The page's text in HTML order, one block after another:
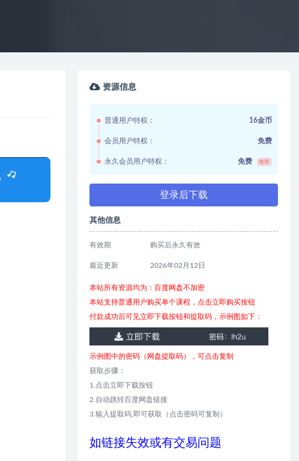
资源信息
普通用户特权： 16金币
会员用户特权： 免费
永久会员用户特权： 免费 推荐
登录后下载
其他信息
有效期 购买后永久有效
最近更新 2026年02月12日
本站所有资源均为：百度网盘不加密
本站支持普通用户购买单个课程，点击立即购买按钮
付款成功后可见立即下载按钮和提取码，示例图如下：
示例图中的密码（网盘提取码），可点击复制
获取步骤：
1.点击立即下载按钮
2.自动跳转百度网盘链接
3.输入提取码,即可获取（点击密码可复制）
如链接失效或有交易问题